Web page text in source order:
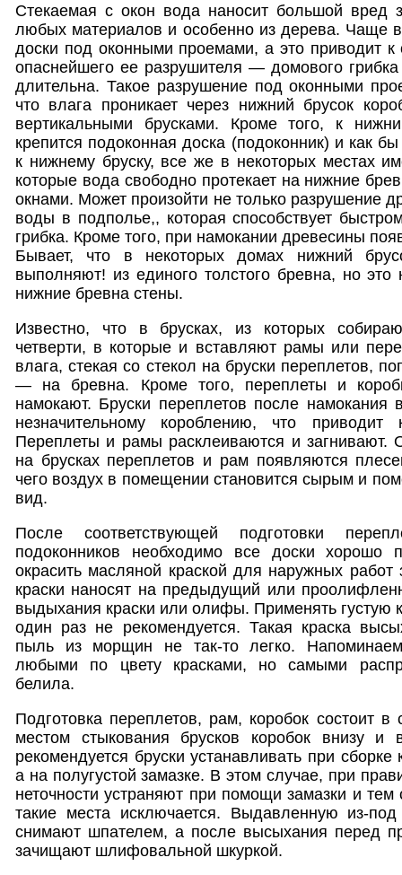
Стекаемая с окон вода наносит большой вред
любых материалов и особенно из дерева. Чаще
доски под оконными проемами, а это приводит
опаснейшего ее разрушителя — домового
длительна. Такое разрушение под оконными
что влага проникает через нижний брусок
вертикальными брусками. Кроме того, к
крепится подоконная доска (подоконник) и как
к нижнему бруску, все же в некоторых местах
которые вода свободно протекает на нижние
окнами. Может произойти не только разрушение
воды в подполье,, которая способствует
грибка. Кроме того, при намокании древесины
Бывает, что в некоторых домах нижний
выполняют! из единого толстого бревна, но это
нижние бревна стены.
Известно, что в брусках, из которых
четверти, в которые и вставляют рамы или
влага, стекая со стекол на бруски переплетов,
— на бревна. Кроме того, переплеты и
намокают. Бруски переплетов после намокания
незначительному короблению, что
Переплеты и рамы расклеиваются и загнивают.
на брусках переплетов и рам появляются
чего воздух в помещении становится сырым и
вид.
После соответствующей подготовки
подоконников необходимо все доски хорошо
окрасить масляной краской для наружных
краски наносят на предыдущий или
выдыхания краски или олифы. Применять густую
один раз не рекомендуется. Такая краска
пыль из морщин не так-то легко.
любыми по цвету красками, но самыми
белила.
Подготовка переплетов, рам, коробок состоит
местом стыкования брусков коробок внизу и
рекомендуется бруски устанавливать при
а на полугустой замазке. В этом случае, при
неточности устраняют при помощи замазки и
такие места исключается. Выдавленную из-под
снимают шпателем, а после высыхания перед
зачищают шлифовальной шкуркой.